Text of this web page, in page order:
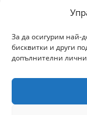
За да осигурим най-
бисквитки и други
допълнителни
Архив